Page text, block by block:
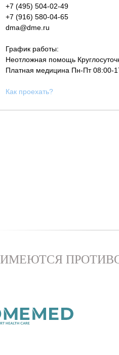
+7 (495) 504-02-49
+7 (916) 580-04-65
dma@dme.ru
График работы:
Неотложная помощь
Платная медицина Пн-Пт 08:00-
Как проехать?
ИМЕЮТСЯ